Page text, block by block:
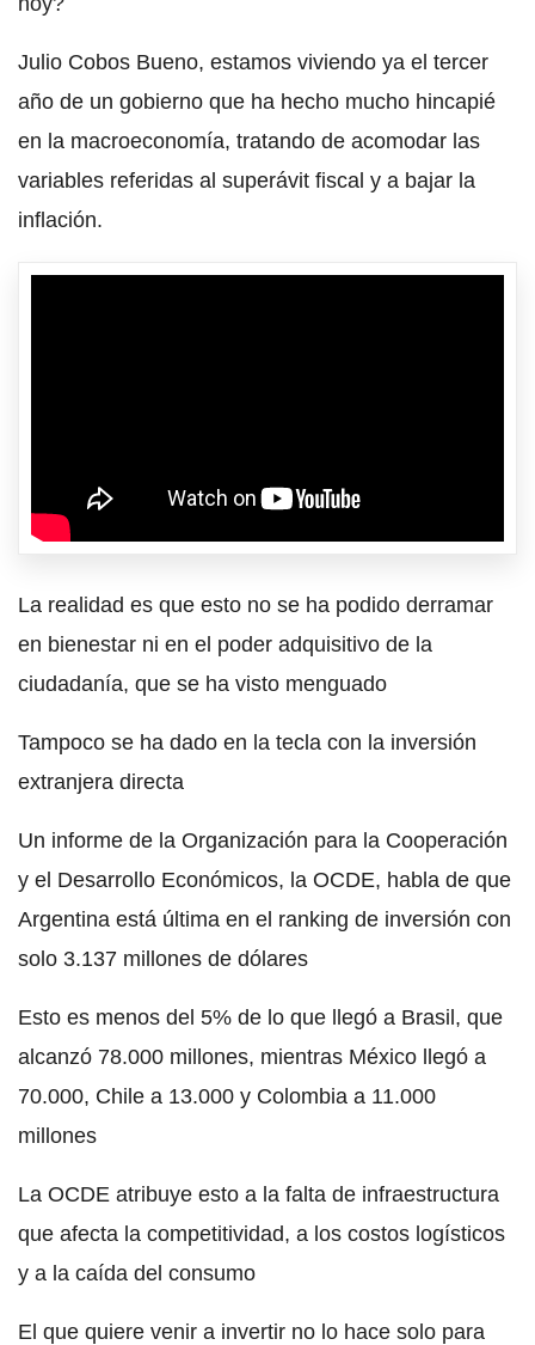
Julio Cobos Bueno, estamos viviendo ya el tercer
año de un gobierno que ha hecho mucho hincapié
en la macroeconomía, tratando de acomodar las
variables referidas al superávit fiscal y a bajar la
inflación.
La realidad es que esto no se ha podido derramar
en bienestar ni en el poder adquisitivo de la
ciudadanía, que se ha visto menguado
Tampoco se ha dado en la tecla con la inversión
extranjera directa
Un informe de la Organización para la Cooperación
y el Desarrollo Económicos, la OCDE, habla de que
Argentina está última en el ranking de inversión con
solo 3.137 millones de dólares
Esto es menos del 5% de lo que llegó a Brasil, que
alcanzó 78.000 millones, mientras México llegó a
70.000, Chile a 13.000 y Colombia a 11.000
millones
La OCDE atribuye esto a la falta de infraestructura
que afecta la competitividad, a los costos logísticos
y a la caída del consumo
El que quiere venir a invertir no lo hace solo para